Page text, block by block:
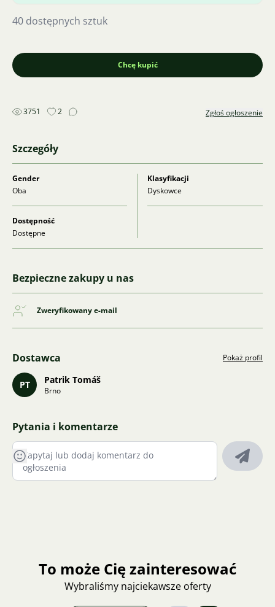
40 dostępnych sztuk
Chcę kupić
3751 2 Zgłoś ogłoszenie
Szczegóły
Gender
Oba
Klasyfikacji
Dyskowce
Dostępność
Dostępne
Bezpieczne zakupy u nas
Zweryfikowany e-mail
Dostawca Pokaż profil
PT Patrik Tomáš
Brno
Pytania i komentarze
To może Cię zainteresować
Wybraliśmy najciekawsze oferty